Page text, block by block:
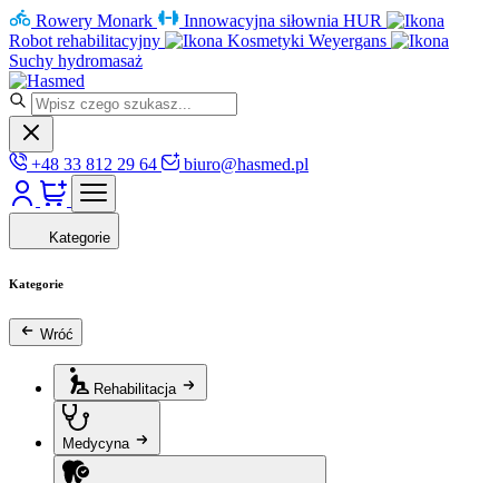
Rowery Monark
Innowacyjna siłownia HUR
Robot rehabilitacyjny
Kosmetyki Weyergans
Suchy hydromasaż
+48 33 812 29 64 biuro@hasmed.pl
Kategorie
Kategorie
Wróć
Rehabilitacja
Medycyna